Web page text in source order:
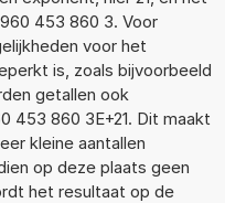
453 860 3. Voor
voor het
is, zoals bijvoorbeeld
getallen ook
453 860 3E+21. Dit maakt
kleine aantallen
op deze plaats geen
het resultaat op de